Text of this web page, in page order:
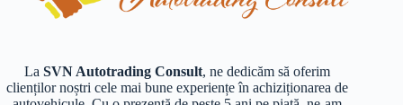
LaSVN Autotrading Consult, ne dedicăm să oferim
clienților noștri cele mai bune experiențe în achiziționarea de